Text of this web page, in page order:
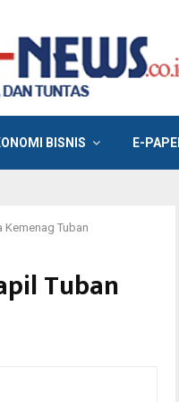
BISNIS E-
Kemenag Tuban
Tuban